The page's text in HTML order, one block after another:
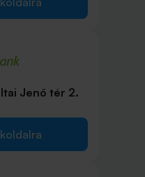
Jenő tér 2.